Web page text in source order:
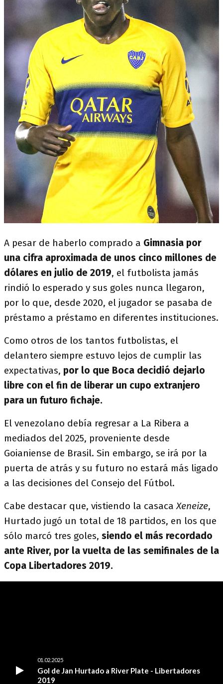
A pesar de haberlo comprado a Gimnasia por
una cifra aproximada de unos cinco millones de
dólares en julio de 2019, el futbolista jamás
rindió lo esperado y sus goles nunca llegaron,
por lo que, desde 2020, el jugador se pasaba de
préstamo a préstamo en diferentes instituciones.
Como otros de los tantos futbolistas, el
delantero siempre estuvo lejos de cumplir las
expectativas, por lo que Boca decidió dejarlo
libre con el fin de liberar un cupo extranjero
para un futuro fichaje.
El venezolano debía regresar a La Ribera a
mediados del 2025, proveniente desde
Goianiense de Brasil. Sin embargo, se irá por la
puerta de atrás y su futuro no estará más ligado
a las decisiones del Consejo del Fútbol.
Cabe destacar que, vistiendo la casacaXeneize,
Hurtado jugó un total de 18 partidos, en los que
sólo marcó tres goles, siendo el más recordado
ante River, por la vuelta de las semifinales de la
Copa Libertadores 2019.